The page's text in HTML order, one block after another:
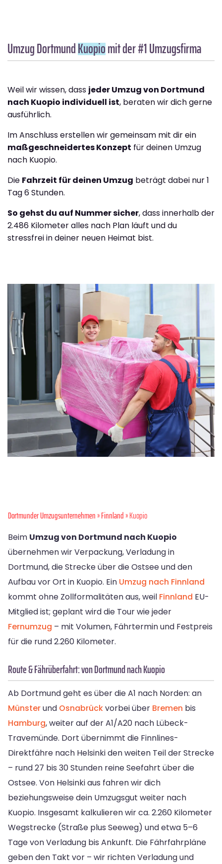
Umzug DortmundKuopiomit der #1 Umzugsfirma
Weil wir wissen, dass jeder Umzug von Dortmund
nach Kuopio individuell ist, beraten wir dich gerne
ausführlich.
Im Anschluss erstellen wir gemeinsam mit dir ein
maßgeschneidertes Konzept für deinen Umzug
nach Kuopio.
Die Fahrzeit für deinen Umzug beträgt dabei nur 1
Tag 6 Stunden.
So gehst du auf Nummer sicher, dass innerhalb der
2.486 Kilometer alles nach Plan läuft und du
stressfrei in deiner neuen Heimat bist.
Dortmunder Umzugsunternehmen»Finnland» Kuopio
Beim Umzug von Dortmund nach Kuopio
übernehmen wir Verpackung, Verladung in
Dortmund, die Strecke über die Ostsee und den
Aufbau vor Ort in Kuopio. Ein Umzug nach Finnland
kommt ohne Zollformalitäten aus, weil Finnland EU-
Mitglied ist; geplant wird die Tour wie jeder
Fernumzug – mit Volumen, Fährtermin und Festpreis
für die rund 2.260 Kilometer.
Route & Fährüberfahrt: von Dortmund nach Kuopio
Ab Dortmund geht es über die A1 nach Norden: an
Münsterund Osnabrückvorbei über Bremen bis
Hamburg, weiter auf der A1/A20 nach Lübeck-
Travemünde. Dort übernimmt die Finnlines-
Direktfähre nach Helsinki den weiten Teil der Strecke
– rund 27 bis 30 Stunden reine Seefahrt über die
Ostsee. Von Helsinki aus fahren wir dich
beziehungsweise dein Umzugsgut weiter nach
Kuopio. Insgesamt kalkulieren wir ca. 2.260 Kilometer
Wegstrecke (Straße plus Seeweg) und etwa 5–6
Tage von Verladung bis Ankunft. Die Fährfahrpläne
geben den Takt vor – wir richten Verladung und